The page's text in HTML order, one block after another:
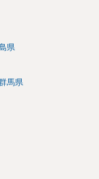
県
馬県